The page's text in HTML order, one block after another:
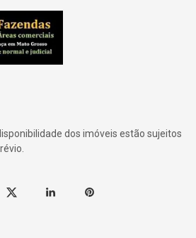
dos imóveis estão sujeitos
Twitter Linkedin Pinterest